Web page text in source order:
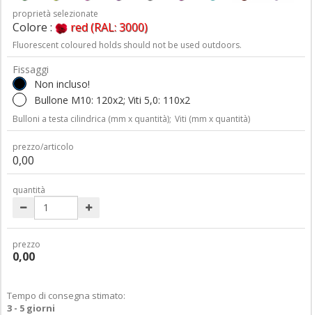
proprietà selezionate
Colore : red (RAL: 3000)
Fluorescent coloured holds should not be used outdoors.
Fissaggi
Non incluso!
Bullone M10: 120x2; Viti 5,0: 110x2
Bulloni a testa cilindrica (mm x quantità); Viti (mm x quantità)
prezzo/articolo
0,00
quantità
prezzo
0,00
Tempo di consegna stimato:
3 - 5 giorni